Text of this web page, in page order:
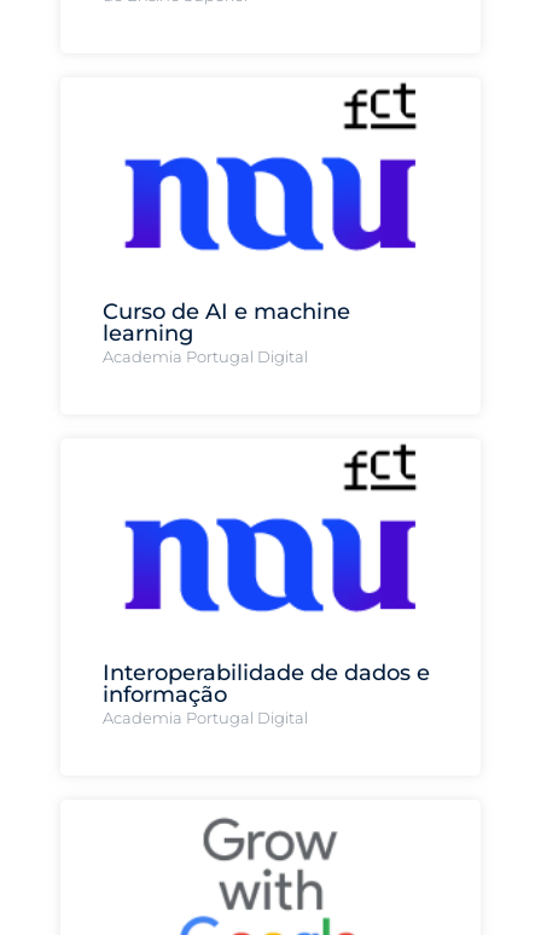
Curso de AI e machine
learning
Academia Portugal Digital
Interoperabilidade de dados e
informação
Academia Portugal Digital